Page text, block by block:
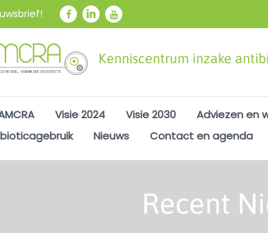
Kenniscentrum inzake
Visie 2024 Visie 2030 Adviezen en
Nieuws Contact en agenda
Recent